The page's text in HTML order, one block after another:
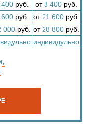
400руб. от8 400руб.
600руб. от 21 600руб.
000руб. от 28 800руб.
индивидульно